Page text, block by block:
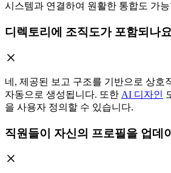
시스템과 연결하여 원활한 통합도 가
디렉토리에 조직도가 포함되나
네, 제공된 보고 구조를 기반으로 상호
자동으로 생성됩니다. 또한 AI 디자인
을 사용자 정의할 수 있습니다.
직원들이 자신의 프로필을 업데